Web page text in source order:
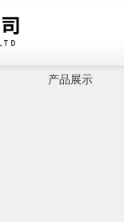
产品展示